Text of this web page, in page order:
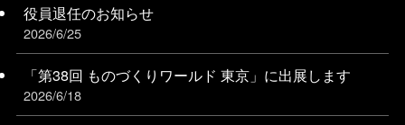
役員退任のお知らせ
2026/6/25
「第38回 ものづくりワールド 東京」に出展します
2026/6/18